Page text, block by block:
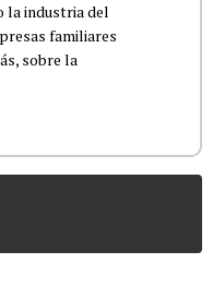
la industria del
familiares
sobre la